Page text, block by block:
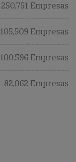
250,751 Empresas
105,509 Empresas
100,596 Empresas
82,062 Empresas